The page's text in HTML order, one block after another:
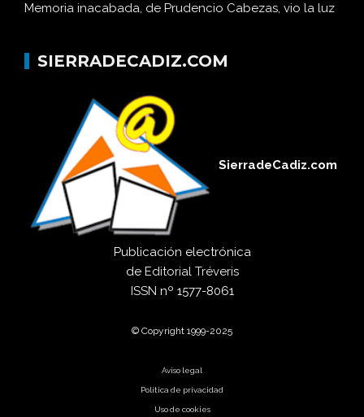
Memoria inacabada, de Prudencio Cabezas, vio la luz
SIERRADECADIZ.COM
SierradeCadiz.com
Publicación electrónica
de Editorial Tréveris
ISSN nº 1577-8061
© Copyright 1999-2025
Aviso legal
Política de privacidad
Uso de cookies